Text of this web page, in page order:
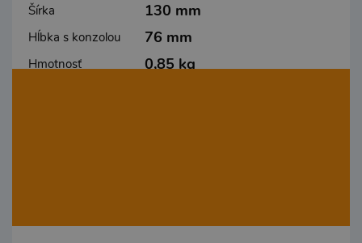
Šírka 130 mm
Hĺbka s konzolou 76 mm
Hmotnosť 0,85 kg